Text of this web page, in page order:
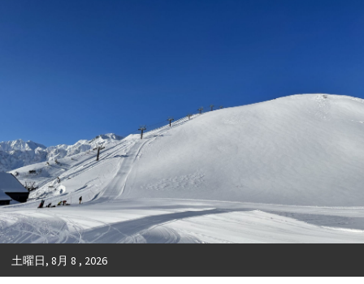
土曜日, 8月 8 , 2026